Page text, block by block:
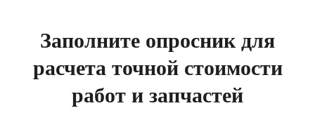
Заполните опросник для
расчета точной стоимости
работ и запчастей